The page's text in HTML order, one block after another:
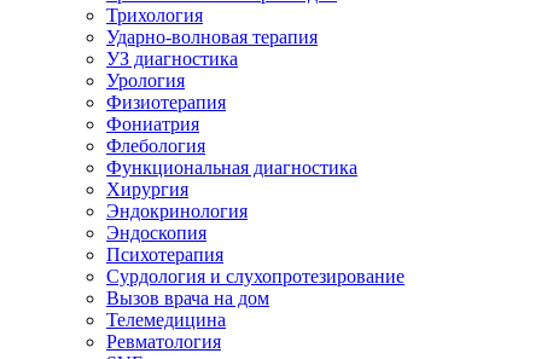
Трихология
Ударно-волновая терапия
УЗ диагностика
Урология
Физиотерапия
Фониатрия
Флебология
Функциональная диагностика
Хирургия
Эндокринология
Эндоскопия
Психотерапия
Сурдология и слухопротезирование
Вызов врача на дом
Телемедицина
Ревматология